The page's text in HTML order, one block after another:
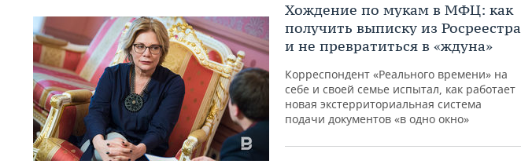
Хождение по мукам в МФЦ: как
получить выписку из Росреестра
и не превратиться в «ждуна»
Корреспондент «Реального времени» на
себе и своей семье испытал, как работает
новая экстерриториальная система
подачи документов «в одно окно»